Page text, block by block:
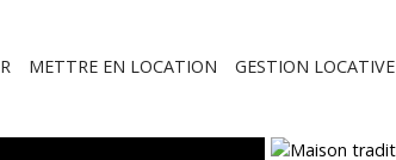
METTRE EN LOCATION GESTION LOCATIVE